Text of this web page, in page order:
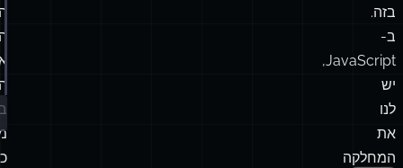
בזה.
ב-
JavaScript,
יש
לנו
את
המחלקה